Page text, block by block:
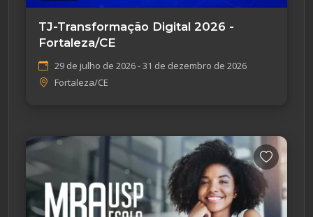
TJ-Transformação Digital 2026 -
Fortaleza/CE
29 de julho de 2026 - 31 de dezembro de 2026
Fortaleza/CE